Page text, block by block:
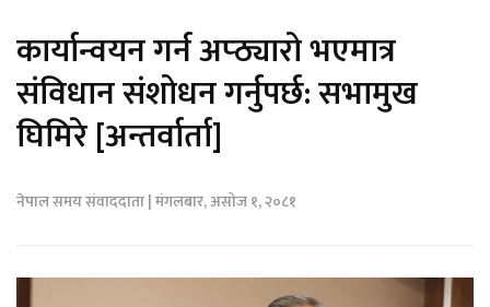
कार्यान्वयन गर्न अप्ठ्यारो भएमात्र
संविधान संशोधन गर्नुपर्छ: सभामुख
घिमिरे [अन्तर्वार्ता]
नेपाल समय संवाददाता | मंगलबार, असोज १, २०८१